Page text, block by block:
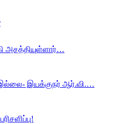
அசத்தியுள்ளார்…
இயக்குநர் ஆர்.வி.…